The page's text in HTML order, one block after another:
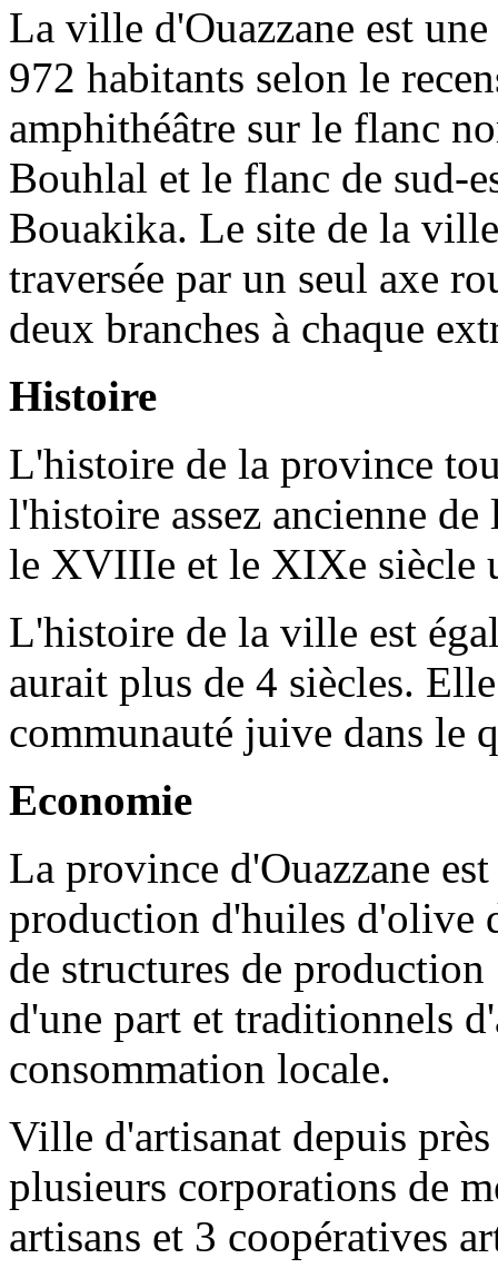
La ville d'Ouazzane est
972 habitants selon le
amphithéâtre sur le flanc
Bouhlal et le flanc de sud-
Bouakika. Le site de la
traversée par un seul axe
deux branches à chaque
Histoire
L'histoire de la province
l'histoire assez ancienne
le XVIIIe et le XIXe siècle
L'histoire de la ville est
aurait plus de 4 siècles.
communauté juive dans le
Economie
La province d'Ouazzane
production d'huiles d'olive
de structures de production
d'une part et traditionnels
consommation locale.
Ville d'artisanat depuis
plusieurs corporations de
artisans et 3 coopératives